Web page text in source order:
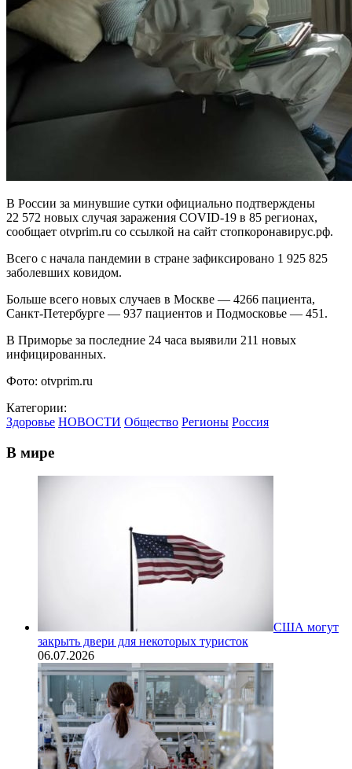
В России за минувшие сутки официально подтверждены
22 572 новых случая заражения COVID-19 в 85 регионах,
сообщает otvprim.ru со ссылкой на сайт стопкоронавирус.рф.
Всего с начала пандемии в стране зафиксировано 1 925 825
заболевших ковидом.
Больше всего новых случаев в Москве — 4266 пациента,
Санкт-Петербурге — 937 пациентов и Подмосковье — 451.
В Приморье за последние 24 часа выявили 211 новых
инфицированных.
Фото: otvprim.ru
Категории:
Здоровье НОВОСТИ Общество Регионы Россия
В мире
США могут
закрыть двери для некоторых туристок
06.07.2026